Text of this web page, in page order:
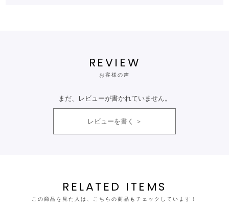
REVIEW
お客様の声
まだ、レビューが書かれていません。
レビューを書く
RELATED ITEMS
この商品を見た人は、こちらの商品もチェックしています！